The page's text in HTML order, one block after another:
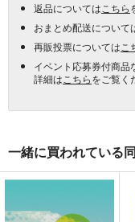
返品については こちら
おまとめ配送について
再販投票については こ
イベント応募券付商品
詳細は こちらをご覧く
一緒に買われている